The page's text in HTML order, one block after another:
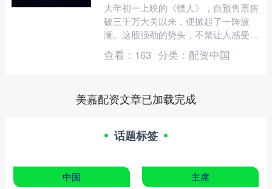
大年初一上映的《镖人》，自预售票房
破三千万大关以来，便掀起了一阵波
澜。这股强劲的势头，不禁让人感受到
一股硬气与自信。谢霆锋在片中的一身
孤傲劲装，伫立在大漠黄沙之....
查看： 163 分类： 配资中国
美嘉配资文章已加载完成
话题标签
中国 主席